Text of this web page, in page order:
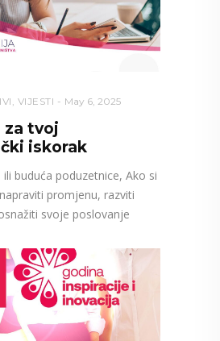
VIJESTI May 6, 2025
za tvoj
iskorak
buduća poduzetnice, Ako si
promjenu, razviti
svoje poslovanje